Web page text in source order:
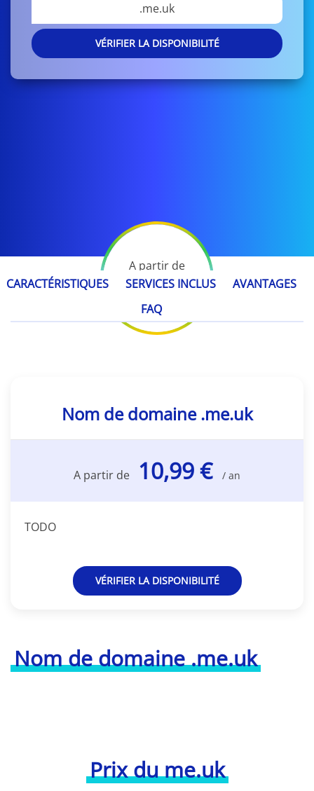
.me.uk
VÉRIFIER LA DISPONIBILITÉ
A partir de
10,99 € / an
CARACTÉRISTIQUES SERVICES INCLUS
AVANTAGES
FAQ
Nom de domaine .me.uk
Nom de domaine .me.uk
A partir de 10,99 € / an
TODO
VÉRIFIER LA DISPONIBILITÉ
Prix du me.uk